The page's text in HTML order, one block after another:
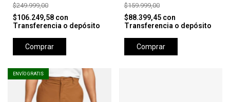
$249.999,00
$106.249,58 con
Transferencia o depósito
Comprar
$159.999,00
$88.399,45 con
Transferencia o depósito
Comprar
ENVÍO GRATIS